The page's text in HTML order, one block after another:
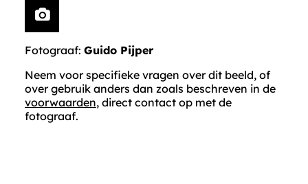
Fotograaf: Guido Pijper
Neem voor specifieke vragen over dit beeld, of
over gebruik anders dan zoals beschreven in de
voorwaarden, direct contact op met de
fotograaf.